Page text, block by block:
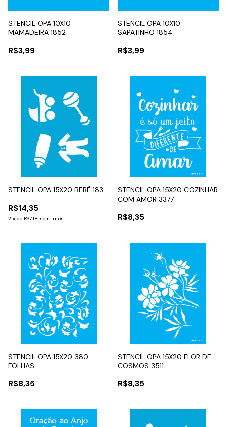
STENCIL OPA 10X10
MAMADEIRA 1852
R$3,99
STENCIL OPA 10X10
SAPATINHO 1854
R$3,99
STENCIL OPA 15X20 BEBÊ 183
R$14,35
2 x de R$7,18 sem juros
STENCIL OPA 15X20 COZINHAR
COM AMOR 3377
R$8,35
STENCIL OPA 15X20 380
FOLHAS
R$8,35
STENCIL OPA 15X20 FLOR DE
COSMOS 3511
R$8,35